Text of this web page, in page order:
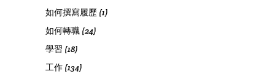
如何撰寫履歷 (1)
如何轉職 (24)
學習 (18)
工作 (134)